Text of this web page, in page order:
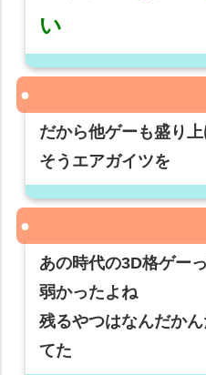
い
だから他ゲーも盛り上
そうエアガイツを
あの時代の3D格ゲー
弱かったよね
残るやつはなんだか
てた